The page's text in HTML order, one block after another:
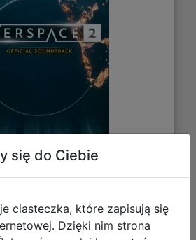
48,93 zł
DO KOSZYKA
się do Ciebie
ciasteczka, które zapisują się
Dzięki nim strona